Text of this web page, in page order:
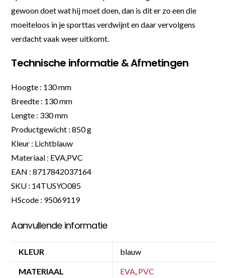
gewoon doet wat hij moet doen, dan is dit er zo een die
moeiteloos in je sporttas verdwijnt en daar vervolgens
verdacht vaak weer uitkomt.
Technische informatie & Afmetingen
Hoogte : 130 mm
Breedte : 130 mm
Lengte : 330 mm
Productgewicht : 850 g
Kleur : Lichtblauw
Materiaal : EVA,PVC
EAN : 8717842037164
SKU : 14TUSYO085
HScode : 95069119
Aanvullende informatie
KLEUR blauw
MATERIAAL EVA, PVC